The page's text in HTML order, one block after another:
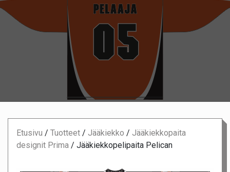
Etusivu / Tuotteet / Jääkiekko / Jääkiekkopaita
designit Prima / Jääkiekkopelipaita Pelican